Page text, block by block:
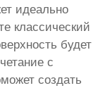
идеально
классический
будет
с
создать